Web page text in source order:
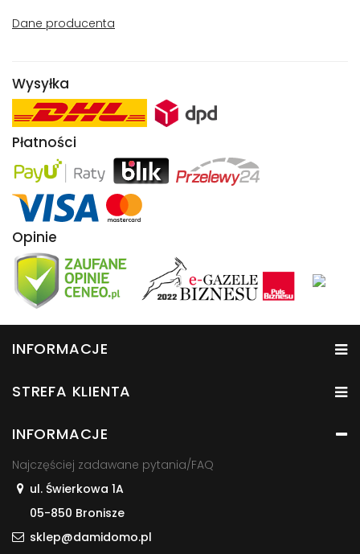
Dane producenta
Wysyłka
Płatności
Opinie
INFORMACJE
STREFA KLIENTA
INFORMACJE
Najczęściej zadawane pytania/FAQ
ul. Świerkowa 1A
05-850 Bronisze
sklep@damidomo.pl